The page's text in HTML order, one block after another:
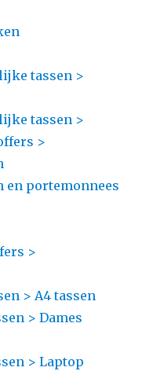
tassen >
tassen >
>
en portemonnees
>
> A4 tassen
> Dames
> Laptop